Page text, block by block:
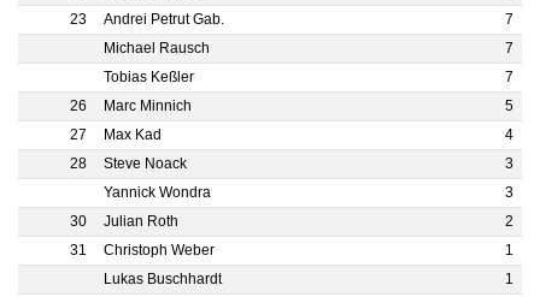
23
Andrei Petrut Gab.
7
Michael Rausch
7
Tobias Keßler
7
26
Marc Minnich
5
27
Max Kad
4
28
Steve Noack
3
Yannick Wondra
3
30
Julian Roth
2
31
Christoph Weber
1
Lukas Buschhardt
1